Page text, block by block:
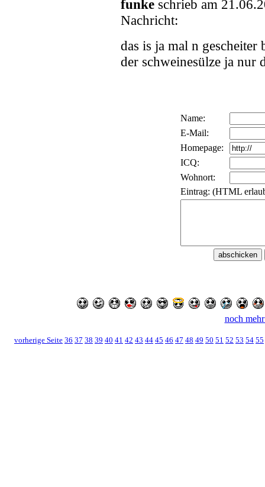
funke schrieb am
Nachricht:
das is ja mal n
der schweinesülze ja nur
Name:
E-Mail:
Homepage:
ICQ:
Wohnort:
Eintrag: (HTML
noch
vorherige Seite 36 37 38 39 40 41 42 43 44 45 46 47 48 49 50 51 52 53 54 55